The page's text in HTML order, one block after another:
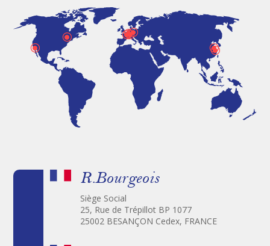
\
\
\
\
\
\
\
\
R.Bourgeois
Siège Social
25, Rue de Trépillot BP 1077
25002 BESANÇON Cedex, FRANCE